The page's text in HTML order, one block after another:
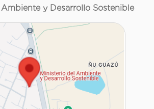
y Desarrollo Sostenible